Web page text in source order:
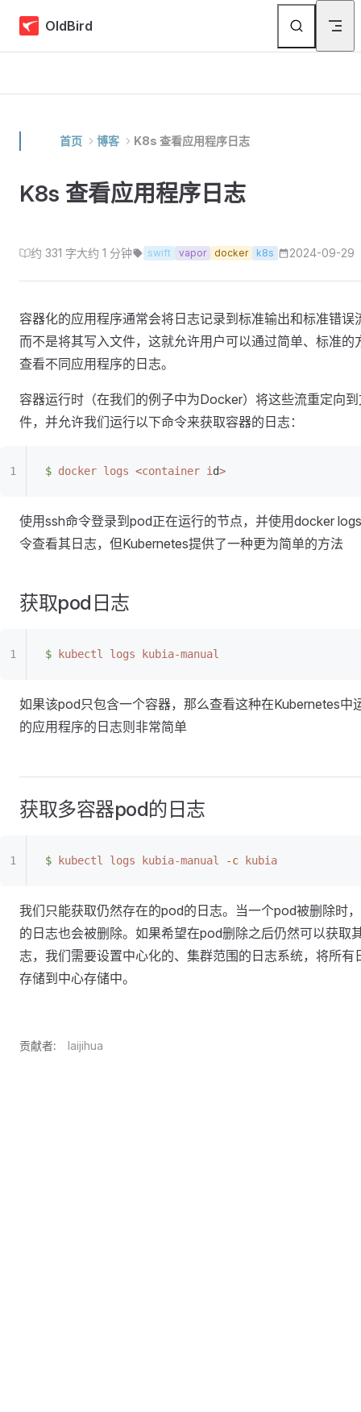
Skip to content
OldBird
首页 博客 K8s 查看应用程序日志
K8s 查看应用程序日志
约 331 字大约 1 分钟 swift vapor docker k8s 2024-09-29
容器化的应用程序通常会将日志记录到标准输出和标准错误
而不是将其写入文件，这就允许用户可以通过简单、标准的
查看不同应用程序的日志。
容器运行时（在我们的例子中为Docker）将这些流重定向
件，并允许我们运行以下命令来获取容器的日志：
$ docker logs <container i d>
使用ssh命令登录到pod正在运行的节点，并使用docker
令查看其日志，但Kubernetes提供了一种更为简单的方法
获取pod日志
$ kubectl logs kubia-manual
如果该pod只包含一个容器，那么查看这种在Kubernetes中
的应用程序的日志则非常简单
获取多容器pod的日志
$ kubectl logs kubia-manual -c kubia
我们只能获取仍然存在的pod的日志。当一个pod被删除时
的日志也会被删除。如果希望在pod删除之后仍然可以获取
志，我们需要设置中心化的、集群范围的日志系统，将所有
存储到中心存储中。
贡献者: laijihua